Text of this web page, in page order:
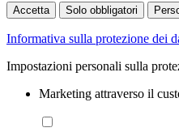
Accetta Solo obbligatori
Informativa sulla protezione dei
Impostazioni personali sulla
Marketing attraverso il